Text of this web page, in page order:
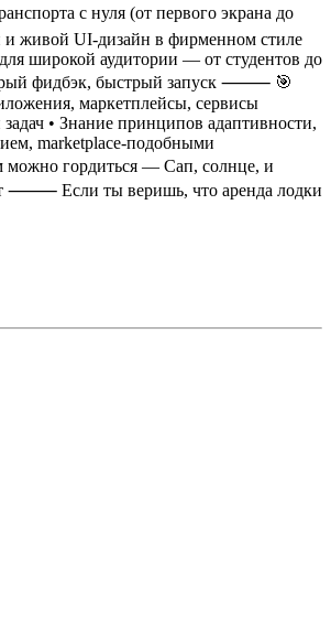
с нуля (от первого экрана до
и живой UI-дизайн в фирменном стиле
широкой аудитории — от студентов до
фидбэк, быстрый запуск ⸻ 🎯
маркетплейсы, сервисы
• Знание принципов адаптивности,
marketplace-подобными
гордиться — Сап, солнце, и
⸻ Если ты веришь, что аренда лодки